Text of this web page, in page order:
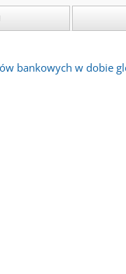
bankowych w dobie